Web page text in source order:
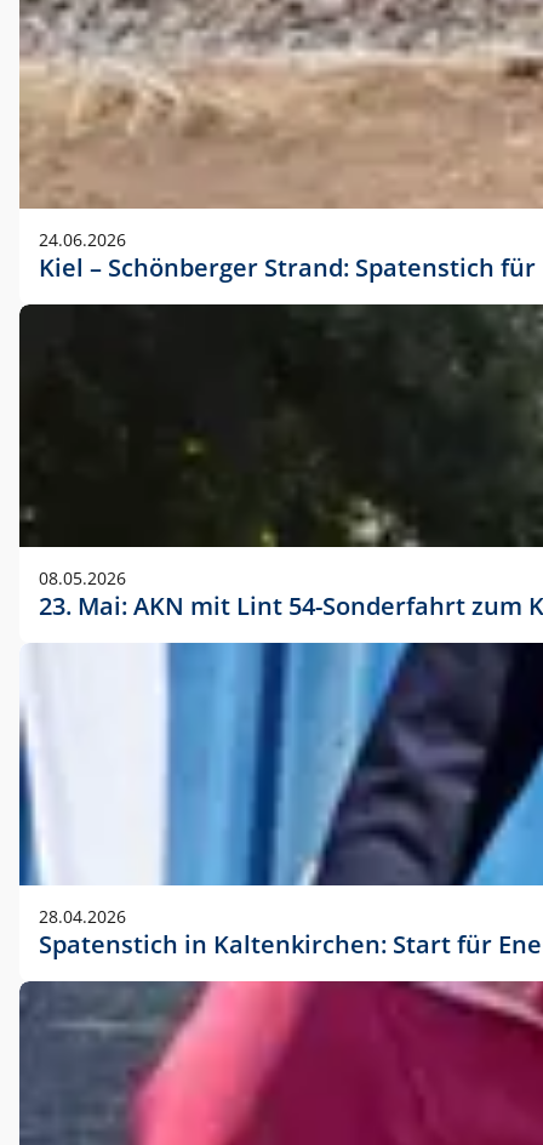
24.06.2026
Kiel – Schönberger Strand: Spatenstich
08.05.2026
23. Mai: AKN mit Lint 54-Sonderfahrt
28.04.2026
Spatenstich in Kaltenkirchen: Start für